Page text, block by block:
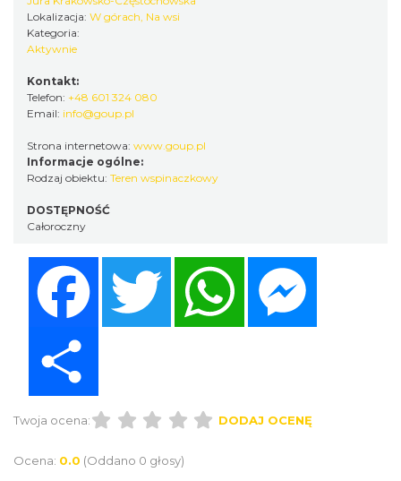
Lokalizacja: W górach, Na wsi
Kategoria:
Aktywnie
Kontakt:
Telefon: +48 601 324 080
Email: info@goup.pl
Strona internetowa: www.goup.pl
Informacje ogólne:
Rodzaj obiektu: Teren wspinaczkowy
DOSTĘPNOŚĆ
Całoroczny
Twitter WhatsApp
Twoja ocena: DODAJ OCENĘ
Ocena: 0.0 (Oddano 0 głosy)